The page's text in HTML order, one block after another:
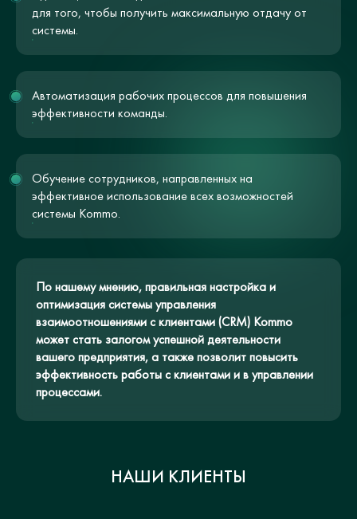
для того, чтобы получить максимальную отдачу от
системы.
Автоматизация рабочих процессов для повышения
эффективности команды.
Обучение сотрудников, направленных на
эффективное использование всех возможностей
системы Kommo.
По нашему мнению, правильная настройка и
оптимизация системы управления
взаимоотношениями с клиентами (CRM) Kommo
может стать залогом успешной деятельности
вашего предприятия, а также позволит повысить
эффективность работы с клиентами и в управлении
процессами.
НАШИ КЛИЕНТЫ